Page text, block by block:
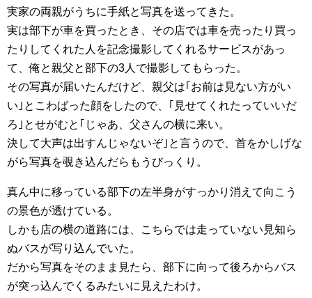
実家の両親がうちに手紙と写真を送ってきた。
実は部下が車を買ったとき、その店では車を売ったり買っ
たりしてくれた人を記念撮影してくれるサービスがあっ
て、俺と親父と部下の3人で撮影してもらった。
その写真が届いたんだけど、親父は｢お前は見ない方がい
い｣とこわばった顔をしたので、｢見せてくれたっていいだ
ろ｣とせがむと｢じゃあ、父さんの横に来い。
決して大声は出すんじゃないぞ｣と言うので、首をかしげな
がら写真を覗き込んだらもうびっくり。
真ん中に移っている部下の左半身がすっかり消えて向こう
の景色が透けている。
しかも店の横の道路には、こちらでは走っていない見知ら
ぬバスが写り込んでいた。
だから写真をそのまま見たら、部下に向って後ろからバス
が突っ込んでくるみたいに見えたわけ。